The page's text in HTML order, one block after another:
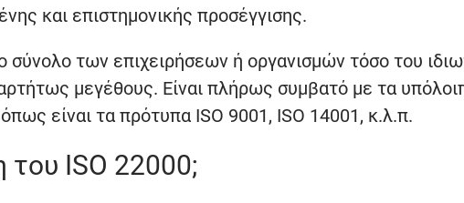
και επιστημονικής προσέγγισης.
σύνολο των επιχειρήσεων ή οργανισμών τόσο του
μεγέθους. Είναι πλήρως συμβατό με τα
είναι τα πρότυπα ISO 9001, ISO 14001, κ.λ.π.
του ISO 22000;